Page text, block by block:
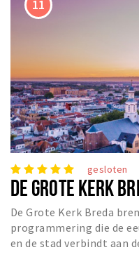
gesloten
DE GROTE KERK
De Grote Kerk Breda
programmering die de
en de stad verbindt aan